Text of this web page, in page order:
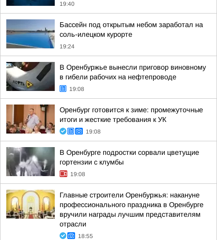
19:40
Бассейн под открытым небом заработал на
соль-илецком курорте
19:24
В Оренбуржье вынесли приговор виновному
в гибели рабочих на нефтепроводе
19:08
Оренбург готовится к зиме: промежуточные
итоги и жесткие требования к УК
19:08
В Оренбурге подростки сорвали цветущие
гортензии с клумбы
19:08
Главные строители Оренбуржья: накануне
профессионального праздника в Оренбурге
вручили награды лучшим представителям
отрасли
18:55